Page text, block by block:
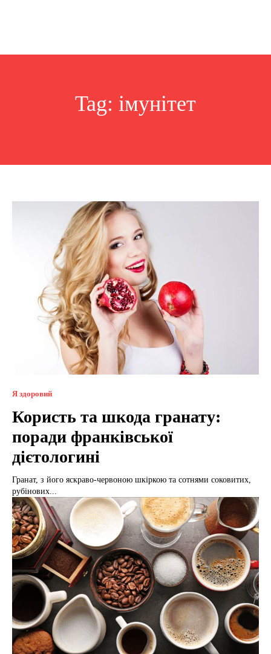
Tag: імунітет
Я здоровий
Користь та шкода гранату:
поради франківської
дієтологині
Гранат, з його яскраво-червоною шкіркою та сотнями соковитих,
рубінових...